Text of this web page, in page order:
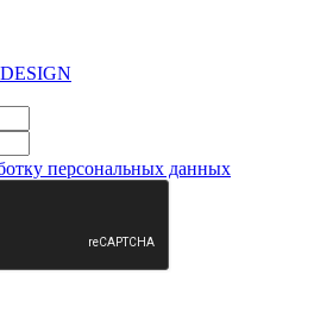
персональных данных